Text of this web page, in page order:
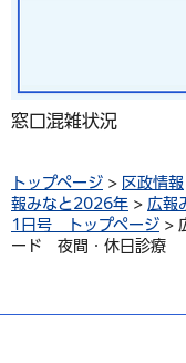
窓口混雑状況
トップページ > 区政情報
報みなと2026年 > 広報
1日号 トップページ >
ード 夜間・休日診療